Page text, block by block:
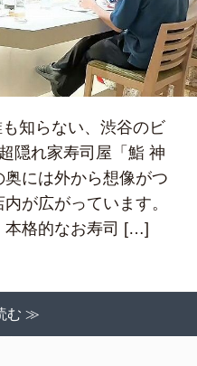
知らない、渋谷のビ
隠れ家寿司屋「鮨 神
には外から想像がつ
が広がっています。
本格的なお寿司 […]
む ≫